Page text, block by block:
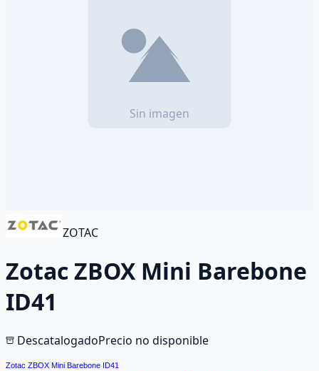
ZOTAC
Zotac ZBOX Mini Barebone
ID41
DescatalogadoPrecio no disponible
Zotac ZBOX Mini Barebone ID41